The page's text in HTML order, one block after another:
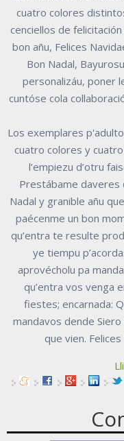
cuatro colores
cenciellos de
bon añu, Felices
Bon Nadal,
personalizáu, poner
cuntóse cola
Los exemplares
cuatro colores y
l’empiezu d’otru
Prestábame daveres
Nadal y granible añu
paécenme un bon
qu’entra te resulte
ye tiempu
aprovécholu pa
qu’entra vos venga
fiestes; encarnada:
mandavos dende
que vien.